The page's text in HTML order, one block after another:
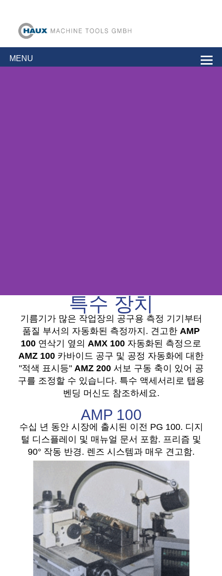
Haux 공작 기
계 GmbH
고속 공구 연삭기
MENU
특수 장치
기름기가 많은 작업장의 공구용 측정 기기부터
품질 부서의 자동화된 측정까지. 견고한 AMP
100 연삭기 옆의 AMX 100 자동화된 측정으로
AMZ 100 카바이드 공구 및 공정 자동화에 대한
"적색 표시등" AMZ 200서보 구동 축이 있어 공
구를 조정할 수 있습니다. 특수 액세서리로 탭용
벤딩 머신도 참조하세요.
AMP 100
수십 년 동안 시장에 출시된 이전 PG 100. 디지
털 디스플레이 및 매뉴얼 문서 포함. 프리즘 및
90° 작동 반경. 렌즈 시스템과 매우 견고함.